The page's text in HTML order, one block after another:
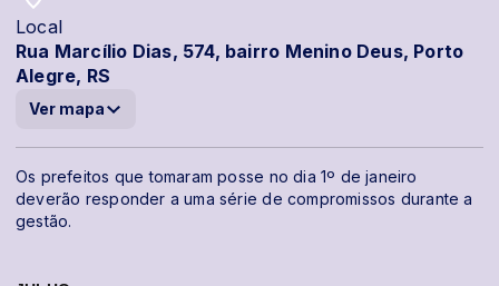
Local
Rua Marcílio Dias, 574, bairro Menino Deus, Porto
Alegre, RS
Ver mapa
Os prefeitos que tomaram posse no dia 1º de janeiro
deverão responder a uma série de compromissos durante a
gestão.